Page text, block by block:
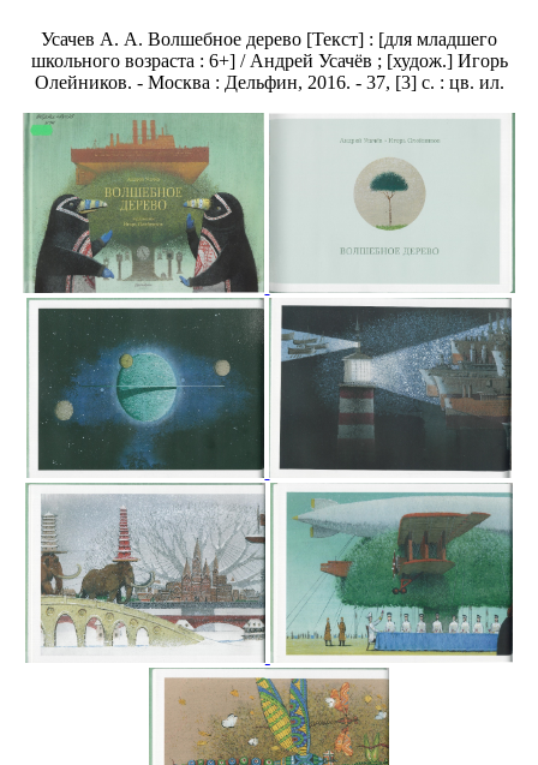
Усачев А. А. Волшебное дерево [Текст] : [для младшего
школьного возраста : 6+] / Андрей Усачёв ; [худож.] Игорь
Олейников. - Москва : Дельфин, 2016. - 37, [3] с. : цв. ил.